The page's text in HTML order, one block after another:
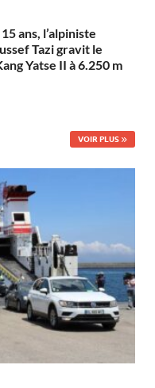
ans, l’alpiniste
Tazi gravit le
Yatse II à 6.250 m
VOIR PLUS